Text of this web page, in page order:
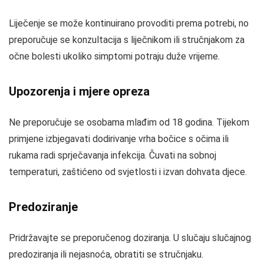
Liječenje se može kontinuirano provoditi prema potrebi, no
preporučuje se konzultacija s liječnikom ili stručnjakom za
očne bolesti ukoliko simptomi potraju duže vrijeme.
Upozorenja i mjere opreza
Ne preporučuje se osobama mlađim od 18 godina. Tijekom
primjene izbjegavati dodirivanje vrha bočice s očima ili
rukama radi sprječavanja infekcija. Čuvati na sobnoj
temperaturi, zaštićeno od svjetlosti i izvan dohvata djece.
Predoziranje
Pridržavajte se preporučenog doziranja. U slučaju slučajnog
predoziranja ili nejasnoća, obratiti se stručnjaku.